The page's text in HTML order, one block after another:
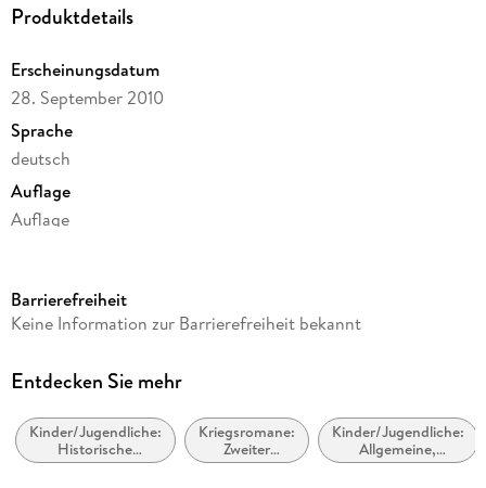
Produktdetails
Erscheinungsdatum
28. September 2010
Sprache
deutsch
Auflage
Auflage
Laufzeit
Altersempfehlung
Reihe
Kerr-Hitler-Trilogie, 01
Barrierefreiheit
Keine Information zur Barrierefreiheit bekannt
Entdecken Sie mehr
Kinder/Jugendliche:
Historische
Romane
Kriegsromane:
Zweiter
Weltkrieg
Kinder/Jugendliche:
Allgemeine,
moderne und